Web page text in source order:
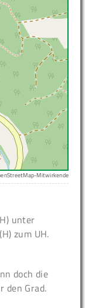
Mitwirkende
unter
zum UH.
doch die
den Grad.